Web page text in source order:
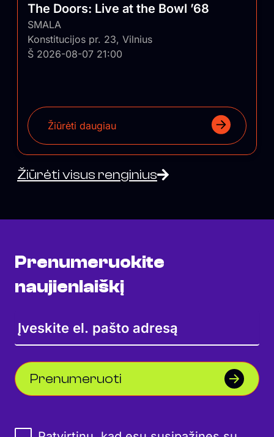
The Doors: Live at the Bowl ’68
SMALA
Konstitucijos pr. 23, Vilnius
Š 2026-08-07 21:00
Žiūrėti daugiau
Žiūrėti visus renginius
Prenumeruokite
naujienlaiškį
Prenumeruoti